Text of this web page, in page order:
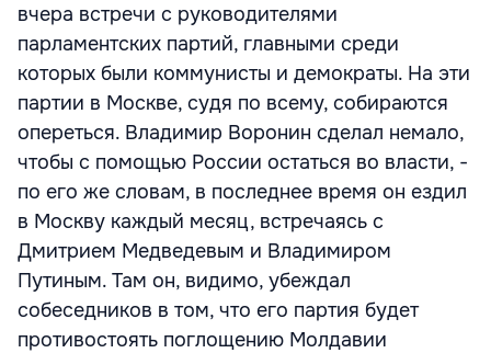
вчера встречи с руководителями
парламентских партий, главными среди
которых были коммунисты и демократы. На эти
партии в Москве, судя по всему, собираются
опереться. Владимир Воронин сделал немало,
чтобы с помощью России остаться во власти, -
по его же словам, в последнее время он ездил
в Москву каждый месяц, встречаясь с
Дмитрием Медведевым и Владимиром
Путиным. Там он, видимо, убеждал
собеседников в том, что его партия будет
противостоять поглощению Молдавии